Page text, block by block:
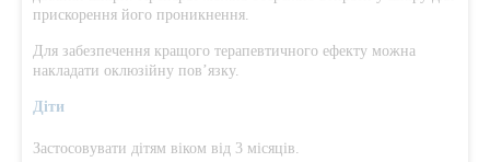
прискорення його проникнення.
Для забезпечення кращого терапевтичного ефекту можна
накладати оклюзійну пов’язку.
Діти
Застосовувати дітям віком від 3 місяців.